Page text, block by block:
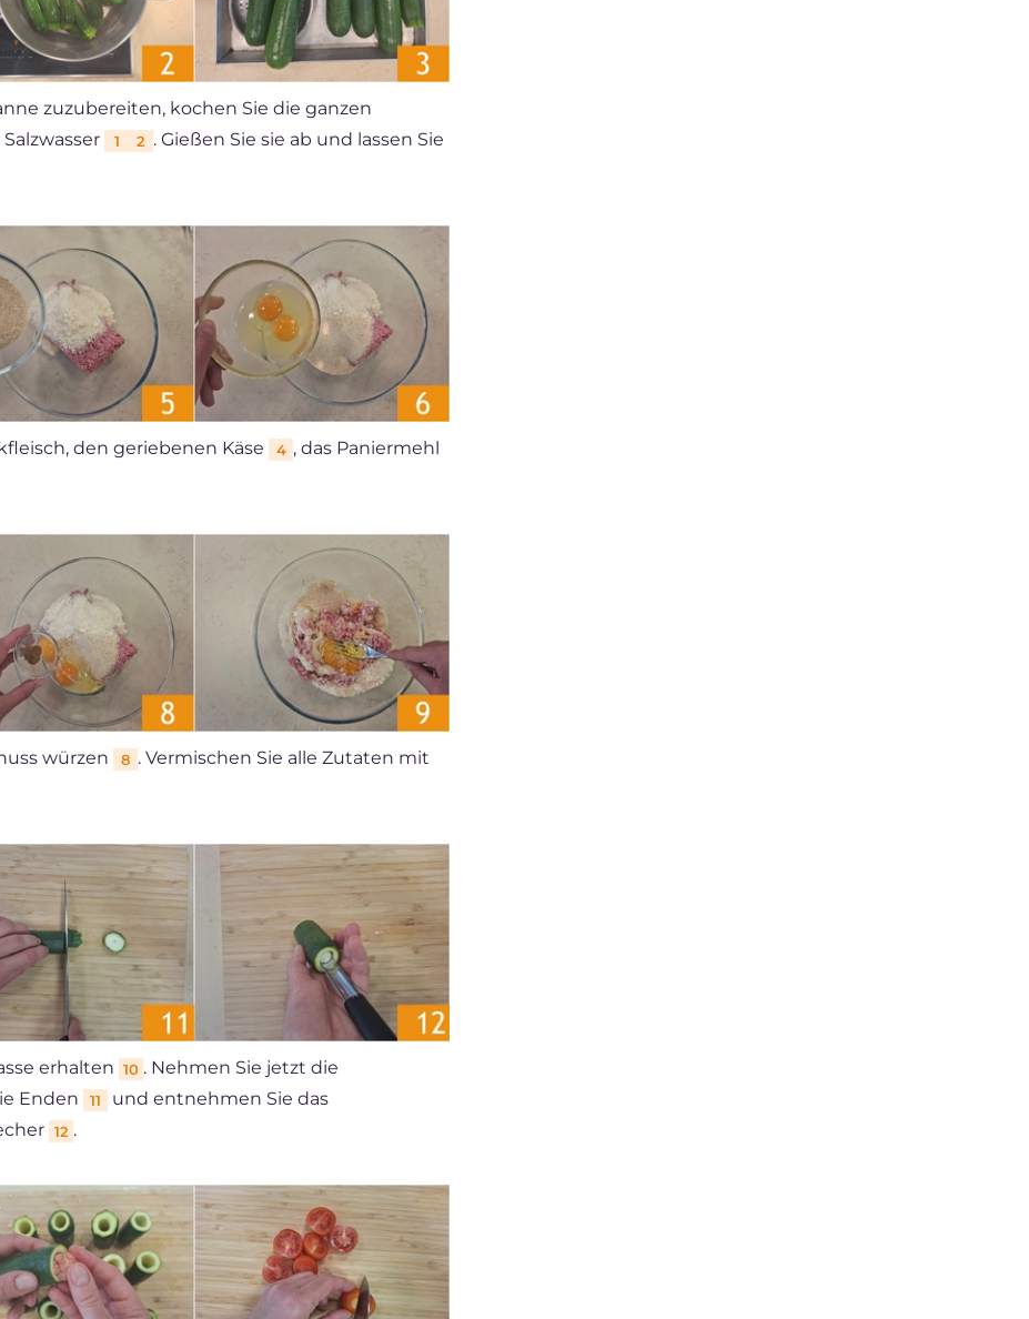
zuzubereiten, kochen Sie die ganzen
1 2 . Gießen Sie sie ab und lassen Sie
den geriebenen Käse 4 , das Paniermehl
würzen 8 . Vermischen Sie alle Zutaten mit
erhalten 10 . Nehmen Sie jetzt die
Enden
11
und entnehmen Sie das
12 .